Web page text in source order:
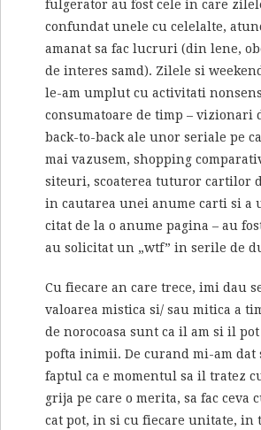
fulgerator au fost cele in care
confundat unele cu celelalte,
amanat sa fac lucruri (din lene,
de interes samd). Zilele si
le-am umplut cu activitati
consumatoare de timp – vizionari
back-to-back ale unor seriale pe
mai vazusem, shopping
siteuri, scoaterea tuturor cartilor
in cautarea unei anume carti si a
citat de la o anume pagina – au
au solicitat un „wtf” in serile de
Cu fiecare an care trece, imi dau
valoarea mistica si/ sau mitica a
de norocoasa sunt ca il am si il
pofta inimii. De curand mi-am dat
faptul ca e momentul sa il tratez
grija pe care o merita, sa fac ceva
cat pot, in si cu fiecare unitate, in